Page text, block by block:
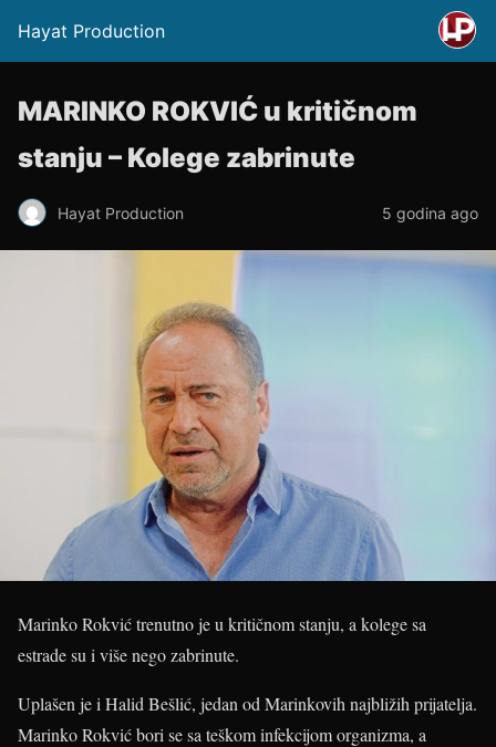
Hayat Production
MARINKO ROKVIĆ u kritičnom
stanju – Kolege zabrinute
Hayat Production 5 godina ago
Marinko Rokvić trenutno je u kritičnom stanju, a kolege sa
estrade su i više nego zabrinute.
Uplašen je i Halid Bešlić, jedan od Marinkovih najbližih prijatelja.
Marinko Rokvić bori se sa teškom infekcijom organizma, a